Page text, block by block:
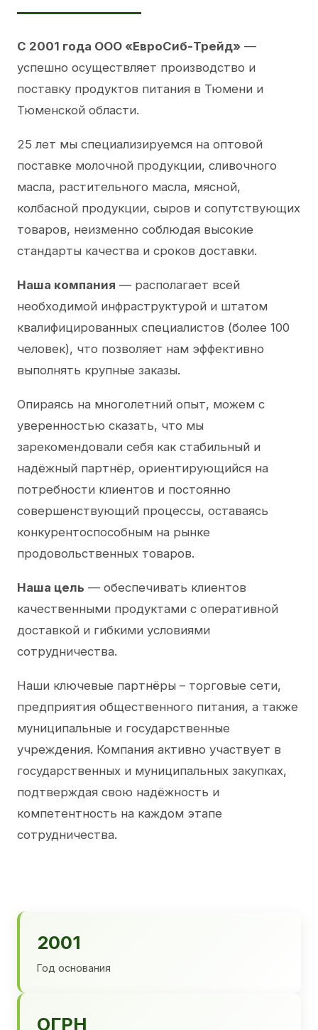
С 2001 года ООО «ЕвроСиб-Трейд» —
успешно осуществляет производство и
поставку продуктов питания в Тюмени и
Тюменской области.
25 лет мы специализируемся на оптовой
поставке молочной продукции, сливочного
масла, растительного масла, мясной,
колбасной продукции, сыров и сопутствующих
товаров, неизменно соблюдая высокие
стандарты качества и сроков доставки.
Наша компания — располагает всей
необходимой инфраструктурой и штатом
квалифицированных специалистов (более 100
человек), что позволяет нам эффективно
выполнять крупные заказы.
Опираясь на многолетний опыт, можем с
уверенностью сказать, что мы
зарекомендовали себя как стабильный и
надёжный партнёр, ориентирующийся на
потребности клиентов и постоянно
совершенствующий процессы, оставаясь
конкурентоспособным на рынке
продовольственных товаров.
Наша цель — обеспечивать клиентов
качественными продуктами с оперативной
доставкой и гибкими условиями
сотрудничества.
Наши ключевые партнёры – торговые сети,
предприятия общественного питания, а также
муниципальные и государственные
учреждения. Компания активно участвует в
государственных и муниципальных закупках,
подтверждая свою надёжность и
компетентность на каждом этапе
сотрудничества.
2001
Год основания
ОГРН